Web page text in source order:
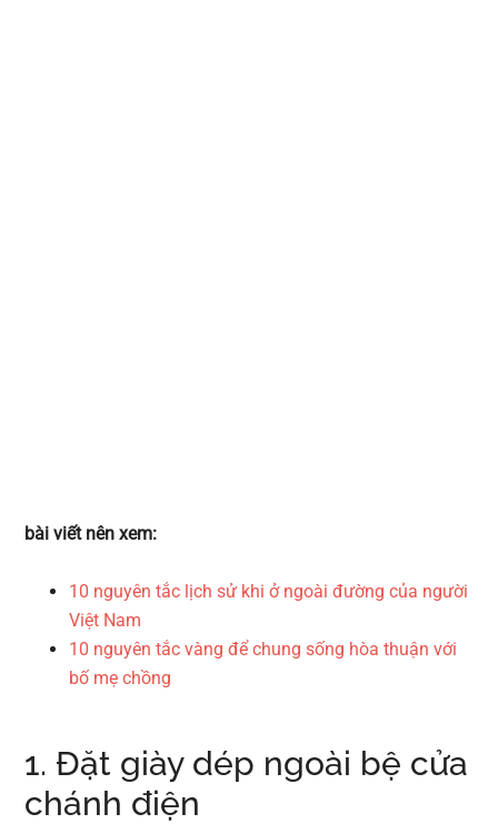
bài viết nên xem:
10 nguyên tắc lịch sử khi ở ngoài đường của người
Việt Nam
10 nguyên tắc vàng để chung sống hòa thuận với
bố mẹ chồng
1. Đặt giày dép ngoài bệ cửa
chánh điện